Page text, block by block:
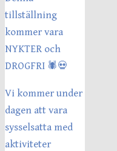
tillställning
kommer vara
NYKTER och
DROGFRI 🕷💀
Vi kommer under
dagen att vara
sysselsatta med
aktiviteter